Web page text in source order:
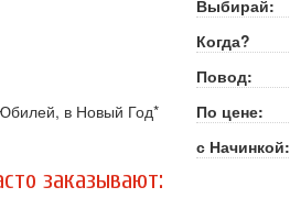
в Новый Год*
Выбирай:
Когда?
Повод:
По цене:
с Начинкой:
заказывают: